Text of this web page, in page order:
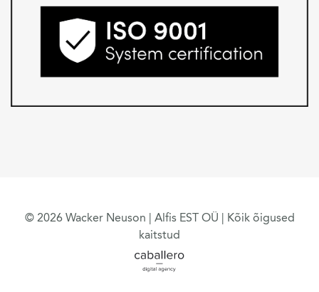
© 2026 Wacker Neuson | Alfis EST OÜ | Kõik õigused
kaitstud